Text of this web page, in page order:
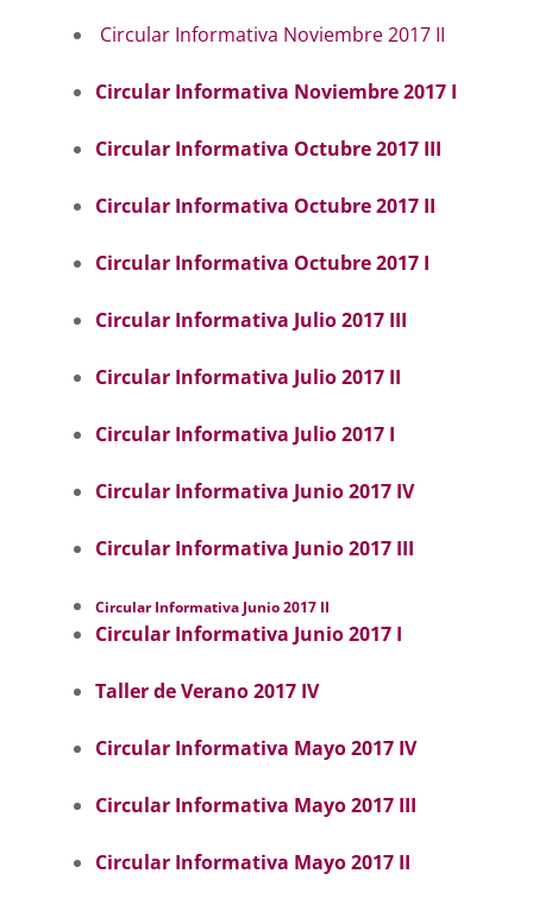
Circular Informativa Noviembre 2017 II
Circular Informativa Noviembre 2017 I
Circular Informativa Octubre 2017 III
Circular Informativa Octubre 2017 II
Circular Informativa Octubre 2017 I
Circular Informativa Julio 2017 III
Circular Informativa Julio 2017 II
Circular Informativa Julio 2017 I
Circular Informativa Junio 2017 IV
Circular Informativa Junio 2017 III
Circular Informativa Junio 2017 II
Circular Informativa Junio 2017 I
Taller de Verano 2017 IV
Circular Informativa Mayo 2017 IV
Circular Informativa Mayo 2017 III
Circular Informativa Mayo 2017 II